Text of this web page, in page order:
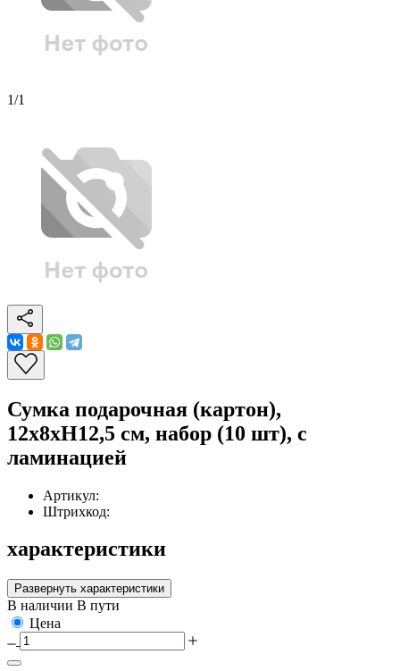
1/1
Сумка подарочная (картон),
12x8xH12,5 см, набор (10 шт), с
ламинацией
Артикул:
Штрихкод:
характеристики
Развернуть характеристики
В наличии В пути
Цена